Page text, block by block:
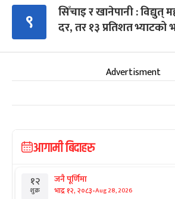
९
सिँचाइ र खानेपानी :
दर, तर १३ प्रतिशत भ्याटको
Advertisment
आगामी बिदाहरु
१२
शुक्र
जनै पूर्णिमा
भाद्र १२, २०८३-Aug 28, 2026